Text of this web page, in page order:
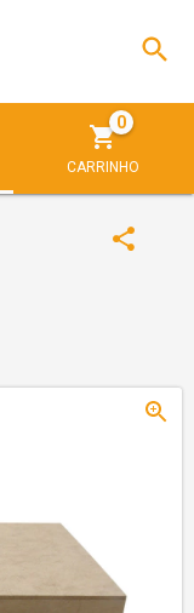
CARRINHO
0